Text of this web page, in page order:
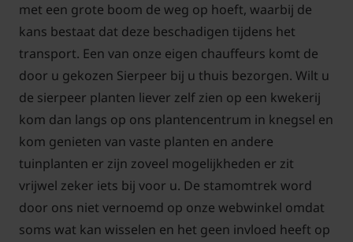
met een grote boom de weg op hoeft, waarbij de
kans bestaat dat deze beschadigen tijdens het
transport. Een van onze eigen chauffeurs komt de
door u gekozen Sierpeer bij u thuis bezorgen. Wilt u
de sierpeer planten liever zelf zien op een kwekerij
kom dan langs op ons plantencentrum in knegsel en
kom genieten van vaste planten en andere
tuinplanten er zijn zoveel mogelijkheden er zit
vrijwel zeker iets bij voor u. De stamomtrek word
door ons niet vernoemd op onze webwinkel omdat
soms wat kan wisselen en het geen invloed heeft op